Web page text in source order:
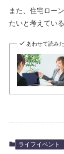
また、住宅ロー
たいと考えてい
あわせて読み
ライフイベント